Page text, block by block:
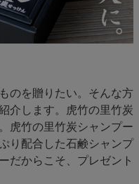
のを贈りたい。そんな方
介します。虎竹の里竹炭
虎竹の里竹炭シャンプー
り配合した石鹸シャンプ
だからこそ、プレゼント